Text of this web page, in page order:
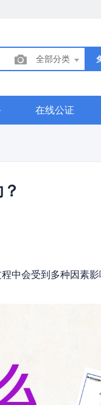
全部分类
在线公证
中会受到多种因素